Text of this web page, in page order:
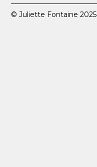
© Juliette Fontaine 2025